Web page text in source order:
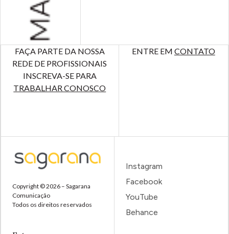
FAÇA PARTE DA NOSSA
REDE DE PROFISSIONAIS
INSCREVA-SE PARA
TRABALHAR CONOSCO
ENTRE EM CONTATO
Copyright © 2026 – Sagarana
Comunicação
Todos os direitos reservados
Instagram
Facebook
YouTube
Behance